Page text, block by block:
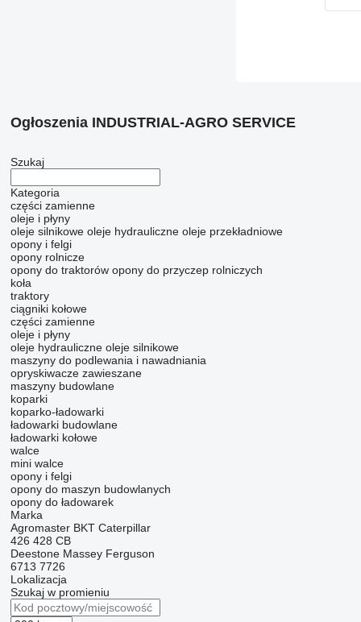
Ogłoszenia INDUSTRIAL-AGRO SERVICE
Szukaj
Kategoria
części zamienne
oleje i płyny
oleje silnikowe oleje hydrauliczne oleje przekładniowe
opony i felgi
opony rolnicze
opony do traktorów opony do przyczep rolniczych
koła
traktory
ciągniki kołowe
części zamienne
oleje i płyny
oleje hydrauliczne oleje silnikowe
maszyny do podlewania i nawadniania
opryskiwacze zawieszane
maszyny budowlane
koparki
koparko-ładowarki
ładowarki budowlane
ładowarki kołowe
walce
mini walce
opony i felgi
opony do maszyn budowlanych
opony do ładowarek
Marka
Agromaster BKT Caterpillar
426 428 CB
Deestone Massey Ferguson
6713 7726
Lokalizacja
Szukaj w promieniu